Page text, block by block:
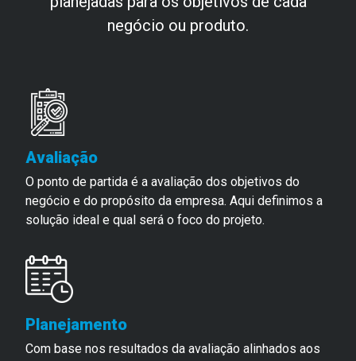
negócio ou produto.
Avaliação
O ponto de partida é a avaliação dos objetivos do
negócio e do propósito da empresa. Aqui definimos a
solução ideal e qual será o foco do projeto.
Planejamento
Com base nos resultados da avaliação alinhados aos